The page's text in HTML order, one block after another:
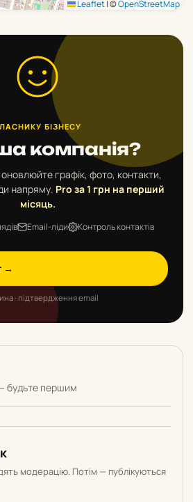
Leaflet|©OpenStreetMap
БІЗНЕСУ
компанія?
оновлюйте графік, фото, контакти,
напряму. Pro за 1 грн на перший
місяць.
Email-ліди Контроль контактів
→
· підтвердження email
будьте першим
модерацію. Потім — публікуються